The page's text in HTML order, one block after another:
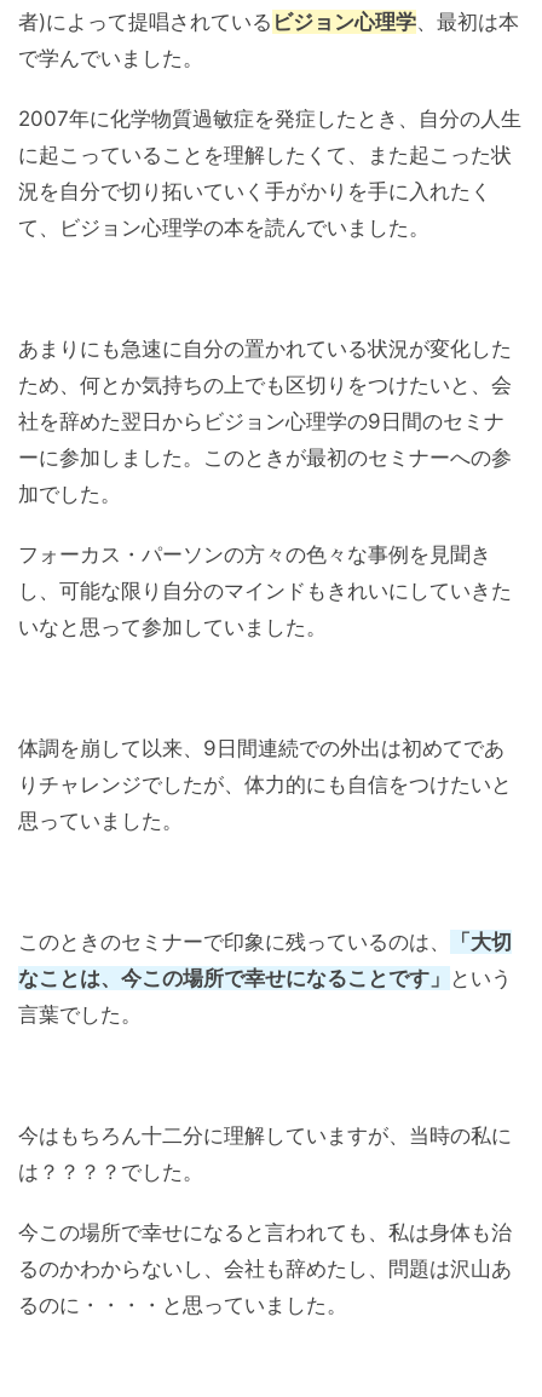
者)によって提唱されている ビジョン心理学、最初は本
で学んでいました。
2007年に化学物質過敏症を発症したとき、自分の人生
に起こっていることを理解したくて、また起こった状
況を自分で切り拓いていく手がかりを手に入れたく
て、ビジョン心理学の本を読んでいました。
あまりにも急速に自分の置かれている状況が変化した
ため、何とか気持ちの上でも区切りをつけたいと、会
社を辞めた翌日からビジョン心理学の9日間のセミナ
ーに参加しました。このときが最初のセミナーへの参
加でした。
フォーカス・パーソンの方々の色々な事例を見聞き
し、可能な限り自分のマインドもきれいにしていきた
いなと思って参加していました。
体調を崩して以来、9日間連続での外出は初めてであ
りチャレンジでしたが、体力的にも自信をつけたいと
思っていました。
このときのセミナーで印象に残っているのは、
「大切
なことは、今この場所で幸せになることです」 という
言葉でした。
今はもちろん十二分に理解していますが、当時の私に
は？？？？でした。
今この場所で幸せになると言われても、私は身体も治
るのかわからないし、会社も辞めたし、問題は沢山あ
るのに・・・・と思っていました。